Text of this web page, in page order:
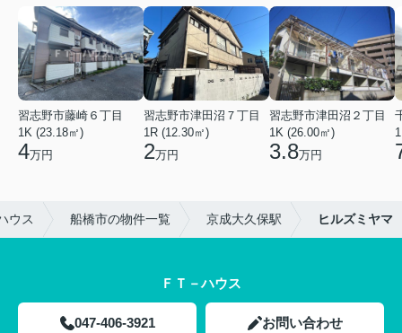
習志野市藤崎６丁目
1K (23.18㎡)
4万円
習志野市津田沼７丁目
1R (12.30㎡)
2万円
習志野市津田沼２丁目
1K (26.00㎡)
3.8万円
ウス 船橋市の物件一覧 京成大久保駅 ヒルズミヤマ
ＦＴ－ハウス
047-406-3921 お問い合わせ